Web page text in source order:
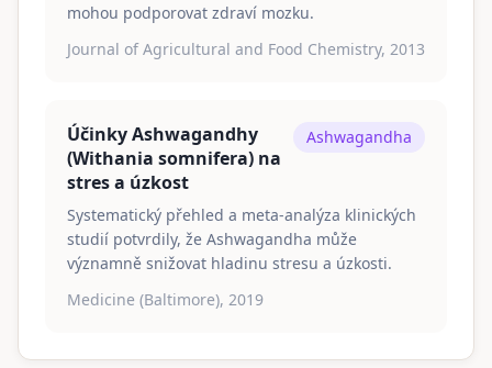
mohou podporovat zdraví mozku.
Journal of Agricultural and Food Chemistry, 2013
Účinky Ashwagandhy
(Withania somnifera) na
stres a úzkost
Ashwagandha
Systematický přehled a meta-analýza klinických
studií potvrdily, že Ashwagandha může
významně snižovat hladinu stresu a úzkosti.
Medicine (Baltimore), 2019